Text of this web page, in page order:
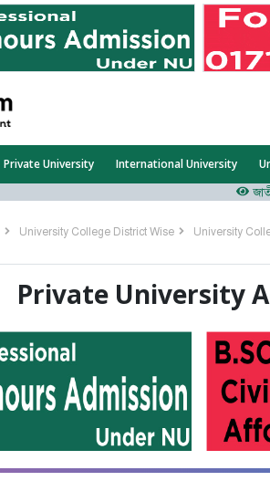
Private University International University
জাতীয়
University College District Wise University
Private University